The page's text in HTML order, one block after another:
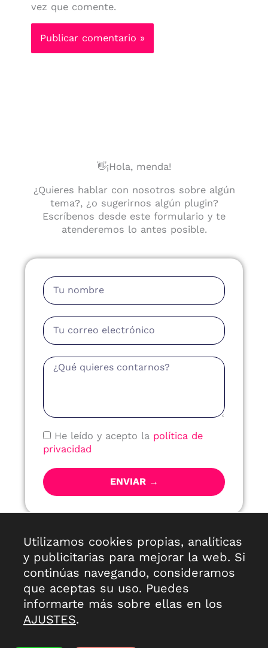
vez que comente.
👋¡Hola, menda!
¿Quieres hablar con nosotros sobre algún
tema?, ¿o sugerirnos algún plugin?
Escríbenos desde este formulario y te
atenderemos lo antes posible.
Nombre
Email
Mensaje
Política
de
He leído y acepto la política de
privacidad
ENVIAR →
la información básica sobre privacidad,aquí
Utilizamos cookies propias, analíticas
y publicitarias para mejorar la web. Si
continúas navegando, consideramos
que aceptas su uso. Puedes
informarte más sobre ellas en los
AJUSTES.